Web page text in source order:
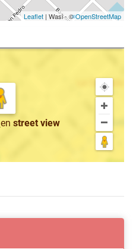
Leaflet | Wasi - ©OpenStreetMap
en street view